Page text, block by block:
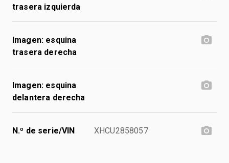
trasera izquierda
Imagen: esquina
trasera derecha
Imagen: esquina
delantera derecha
N.º de serie/VIN XHCU2858057